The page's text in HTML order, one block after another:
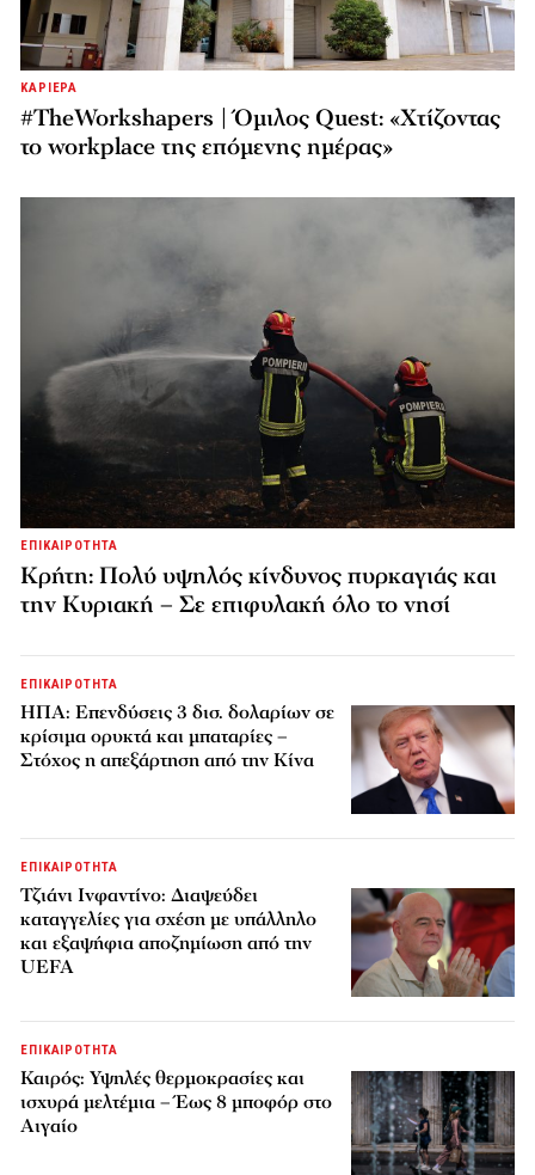
ΚΑΡΙΕΡΑ
#TheWorkshapers | Όμιλος Quest: «Χτίζοντας
το workplace της επόμενης ημέρας»
ΕΠΙΚΑΙΡΟΤΗΤΑ
Κρήτη: Πολύ υψηλός κίνδυνος πυρκαγιάς και
την Κυριακή – Σε επιφυλακή όλο το νησί
ΕΠΙΚΑΙΡΟΤΗΤΑ
ΗΠΑ: Επενδύσεις 3 δισ. δολαρίων σε
κρίσιμα ορυκτά και μπαταρίες –
Στόχος η απεξάρτηση από την Κίνα
ΕΠΙΚΑΙΡΟΤΗΤΑ
Τζιάνι Ινφαντίνο: Διαψεύδει
καταγγελίες για σχέση με υπάλληλο
και εξαψήφια αποζημίωση από την
UEFA
ΕΠΙΚΑΙΡΟΤΗΤΑ
Καιρός: Υψηλές θερμοκρασίες και
ισχυρά μελτέμια – Έως 8 μποφόρ στο
Αιγαίο